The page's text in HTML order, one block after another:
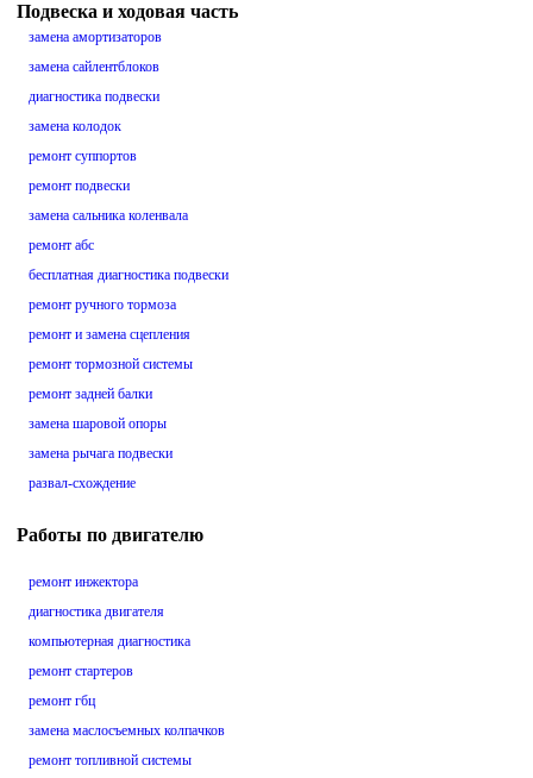
Подвеска и ходовая часть
замена амортизаторов
замена сайлентблоков
диагностика подвески
замена колодок
ремонт суппортов
ремонт подвески
замена сальника коленвала
ремонт абс
бесплатная диагностика подвески
ремонт ручного тормоза
ремонт и замена сцепления
ремонт тормозной системы
ремонт задней балки
замена шаровой опоры
замена рычага подвески
развал-схождение
Работы по двигателю
ремонт инжектора
диагностика двигателя
компьютерная диагностика
ремонт стартеров
ремонт гбц
замена маслосъемных колпачков
ремонт топливной системы